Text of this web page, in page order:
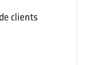
clients